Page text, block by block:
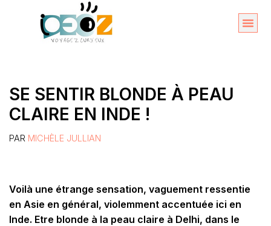
SE SENTIR BLONDE À PEAU
CLAIRE EN INDE !
PAR MICHÈLE JULLIAN
Voilà une étrange sensation, vaguement ressentie
en Asie en général, violemment accentuée ici en
Inde. Etre blonde à la peau claire à Delhi, dans le